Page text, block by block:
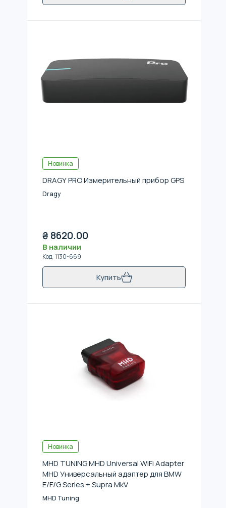
Новинка
DRAGY PRO Измерительный прибор GPS
Dragy
₴ 8620.00
В наличии
Код:1130-669
Купить
Новинка
MHD TUNING MHD Universal WiFi Adapter
MHD Универсальный адаптер для BMW
E/F/G Series + Supra MkV
MHD Tuning